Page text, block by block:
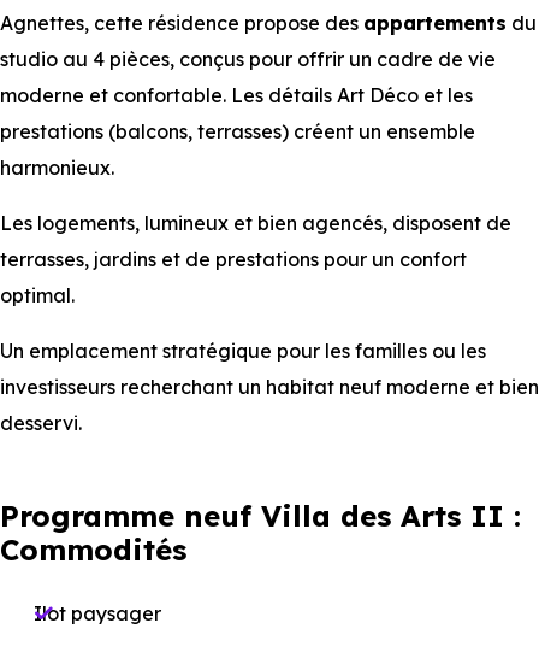
Agnettes, cette résidence propose des appartements du
studio au 4 pièces, conçus pour offrir un cadre de vie
moderne et confortable. Les détails Art Déco et les
prestations (balcons, terrasses) créent un ensemble
harmonieux.
Les logements, lumineux et bien agencés, disposent de
terrasses, jardins et de prestations pour un confort
optimal.
Un emplacement stratégique pour les familles ou les
investisseurs recherchant un habitat neuf moderne et bien
desservi.
Programme neuf Villa des Arts II :
Commodités
Ilot paysager